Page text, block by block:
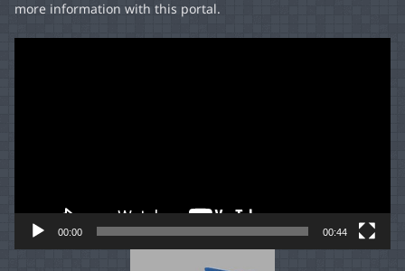
more information with this portal.
00:00 00:44